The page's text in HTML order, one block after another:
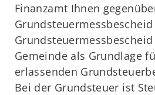
Finanzamt Ihnen
Gemeinde als Grundlage
erlassenden
Bei der Grundsteuer ist